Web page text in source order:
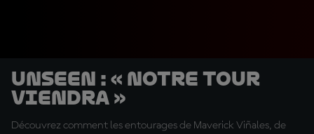
UNSEEN : « Notre tour
viendra »
Découvrez comment les entourages de Maverick Viñales, de